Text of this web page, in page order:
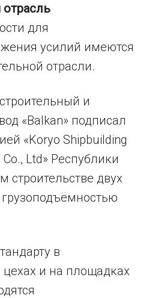
отрасль
для
усилий имеются
отрасли.
и
«Balkan» подписал
«Koryo Shipbuilding
Ltd» Республики
строительстве двух
грузоподъёмностью
в
и на площадках